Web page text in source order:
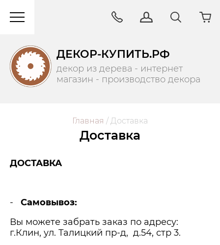
ДЕКОР-КУПИТЬ.РФ
декор из дерева - интернет
магазин - производство декора
Главная / Доставка
Доставка
ДОСТАВКА
- Самовывоз:
Вы можете забрать заказ по адресу:
г.Клин, ул. Талицкий пр-д, д.54, стр 3.